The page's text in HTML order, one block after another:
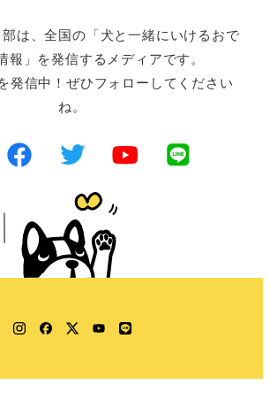
は、全国の「犬と一緒にいけるおで
報」を発信するメディアです。
発信中！ぜひフォローしてください
ね。
Instagram
Facebook
TwitterYouTube
LINE